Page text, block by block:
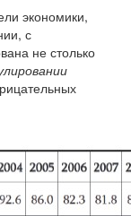
экономики,
с
не столько